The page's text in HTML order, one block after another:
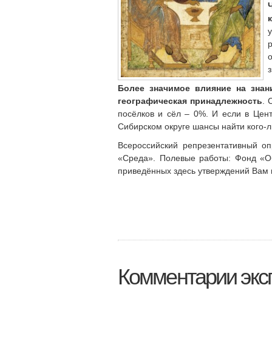
Более значимое влияние на
географическая принадлежность .
посёлков и сёл – 0%. И если в
Сибирском округе шансы найти
Всероссийский репрезентативный
«Среда». Полевые работы: Фонд
приведённых здесь утверждений
Комментарии